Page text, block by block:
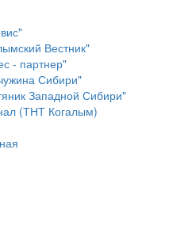
Вестник"
- партнер"
Сибири"
Западной Сибири"
(ТНТ Когалым)